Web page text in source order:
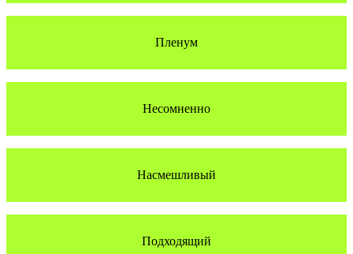
Пленум
Несомненно
Насмешливый
Подходящий